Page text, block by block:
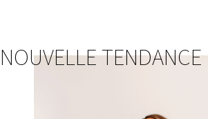
NOUVELLE TENDANCE